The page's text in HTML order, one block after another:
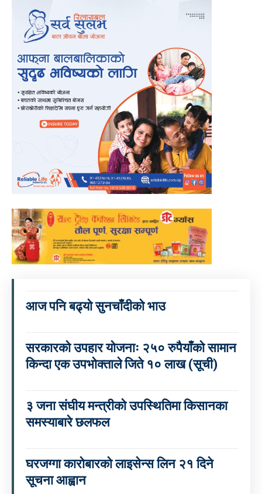
आज पनि बढ्यो सुनचाँदीको भाउ
सरकारको उपहार योजनाः २५० रुपैयाँको सामान
किन्दा एक उपभोक्ताले जिते १० लाख (सूची)
३ जना संघीय मन्त्रीको उपस्थितिमा किसानका
समस्याबारे छलफल
घरजग्गा कारोबारको लाइसेन्स लिन २१ दिने
सूचना आह्वान